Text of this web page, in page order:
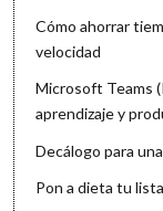
Cómo ahorrar
velocidad
Microsoft Teams
aprendizaje y
Decálogo para
Pon a dieta tu